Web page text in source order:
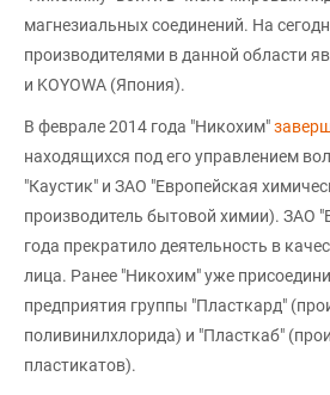
магнезиальных соединений. На
производителями в данной области
и KOYOWA (Япония).
В феврале 2014 года "Никохим"
находящихся под его управлением
"Каустик" и ЗАО "Европейская
производитель бытовой химии). ЗАО
года прекратило деятельность в
лица. Ранее "Никохим" уже
предприятия группы "Пласткард"
поливинилхлорида) и "Пласткаб"
пластикатов).